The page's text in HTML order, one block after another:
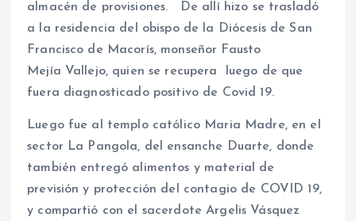
almacén de provisiones.
De allí hizo se trasladó
a la residencia del obispo de la Diócesis de San
Francisco de Macorís, monseñor Fausto
Mejía Vallejo, quien se recupera luego de que
fuera diagnosticado positivo de Covid 19.
Luego fue al templo católico Maria Madre, en el
sector La Pangola, del ensanche Duarte, donde
también entregó alimentos y material de
previsión y protección del contagio de COVID 19,
y compartió con el sacerdote Argelis Vásquez